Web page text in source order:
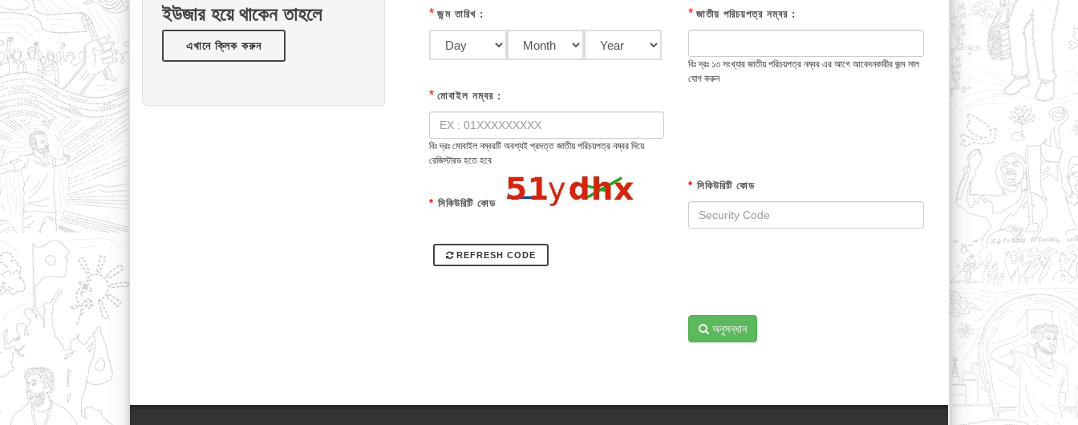
ইউজার হয়ে থাকেন তাহলে
এখানে ক্লিক করুন
* জন্ম তারিখ : * জাতীয় পরিচয়পত্র নম্বর :
বিঃ দ্রঃ ১৩ সংখ্যার জাতীয় পরিচয়পত্র নম্বর এর আগে আবেদনকারীর জন্ম সাল
যোগ করুন
* মোবাইল নম্বর :
বিঃ দ্রঃ মোবাইল নম্বরটি অবশ্যই প্রদত্ত জাতীয় পরিচয়পত্র নম্বর দিয়ে
রেজিস্টারড হতে হবে
* সিকিউরিটি কোড
REFRESH CODE
* সিকিউরিটি কোড
অনুসন্ধান